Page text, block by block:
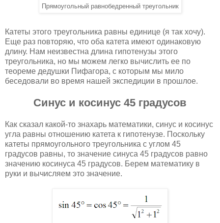
Прямоугольный равнобедренный треугольник
Катеты этого треугольника равны единице (я так хочу).
Еще раз повторяю, что оба катета имеют одинаковую
длину. Нам неизвестна длина гипотенузы этого
треугольника, но мы можем легко вычислить ее по
теореме дедушки Пифагора, с которым мы мило
беседовали во время нашей экспедиции в прошлое.
Синус и косинус 45 градусов
Как сказал какой-то знахарь математики, синус и косинус
угла равны отношению катета к гипотенузе. Поскольку
катеты прямоугольного треугольника с углом 45
градусов равны, то значение синуса 45 градусов равно
значению косинуса 45 градусов. Берем математику в
руки и вычисляем это значение.